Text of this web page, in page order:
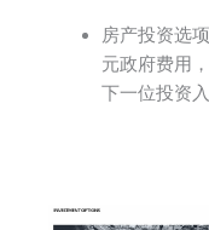
房产投资选
元政府费用
下一位投资